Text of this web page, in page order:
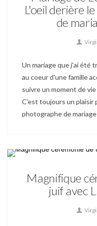
L'oeil derière
de
Un mariage que j'ai été
au coeur d'une famille
suivre un moment de
C'est toujours un plaisir
photographe de mariage
Magnifique
juif avec